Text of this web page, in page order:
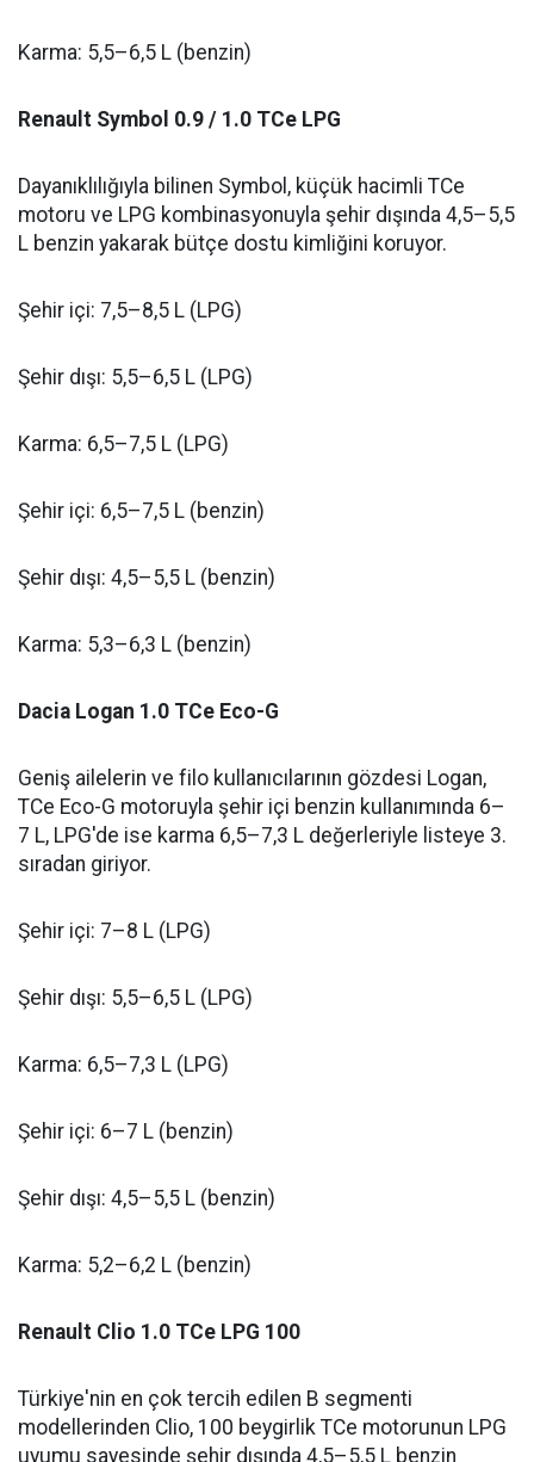
Karma: 5,5–6,5 L (benzin)
Renault Symbol 0.9 / 1.0 TCe LPG
Dayanıklılığıyla bilinen Symbol, küçük hacimli TCe
motoru ve LPG kombinasyonuyla şehir dışında 4,5–5,5
L benzin yakarak bütçe dostu kimliğini koruyor.
Şehir içi: 7,5–8,5 L (LPG)
Şehir dışı: 5,5–6,5 L (LPG)
Karma: 6,5–7,5 L (LPG)
Şehir içi: 6,5–7,5 L (benzin)
Şehir dışı: 4,5–5,5 L (benzin)
Karma: 5,3–6,3 L (benzin)
Dacia Logan 1.0 TCe Eco-G
Geniş ailelerin ve filo kullanıcılarının gözdesi Logan,
TCe Eco-G motoruyla şehir içi benzin kullanımında 6–
7 L, LPG'de ise karma 6,5–7,3 L değerleriyle listeye 3.
sıradan giriyor.
Şehir içi: 7–8 L (LPG)
Şehir dışı: 5,5–6,5 L (LPG)
Karma: 6,5–7,3 L (LPG)
Şehir içi: 6–7 L (benzin)
Şehir dışı: 4,5–5,5 L (benzin)
Karma: 5,2–6,2 L (benzin)
Renault Clio 1.0 TCe LPG 100
Türkiye'nin en çok tercih edilen B segmenti
modellerinden Clio, 100 beygirlik TCe motorunun LPG
uyumu sayesinde şehir dışında 4,5–5,5 L benzin